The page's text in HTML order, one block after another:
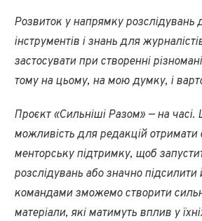
Розвиток у напрямку розслідувань
інструментів і знань для
застосувати при створенні
тому на цьому, на мою думку, і
Проєкт «Сильніші Разом» — на часі.
можливість для редакцій отримати
менторську підтримку, щоб
розслідувань або значно
командами зможемо створити
матеріали, які матимуть вплив у